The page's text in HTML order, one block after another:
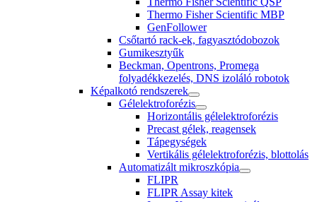
Thermo Fisher Scientific MBP
GenFollower
Csőtartó rack-ek, fagyasztódobozok
Gumikesztyűk
Beckman, Opentrons, Promega
folyadékkezelés, DNS izoláló robotok
Képalkotó rendszerek
Gélelektroforézis
Horizontális gélelektroforézis
Precast gélek, reagensek
Tápegységek
Vertikális gélelektroforézis, blottolás
Automatizált mikroszkópia
FLIPR
FLIPR Assay kitek